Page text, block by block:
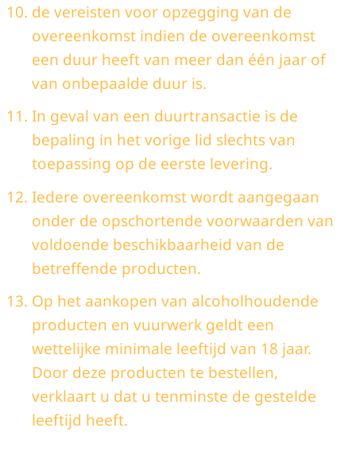
de vereisten voor opzegging van de
overeenkomst indien de overeenkomst
een duur heeft van meer dan één jaar of
van onbepaalde duur is.
In geval van een duurtransactie is de
bepaling in het vorige lid slechts van
toepassing op de eerste levering.
Iedere overeenkomst wordt aangegaan
onder de opschortende voorwaarden van
voldoende beschikbaarheid van de
betreffende producten.
Op het aankopen van alcoholhoudende
producten en vuurwerk geldt een
wettelijke minimale leeftijd van 18 jaar.
Door deze producten te bestellen,
verklaart u dat u tenminste de gestelde
leeftijd heeft.